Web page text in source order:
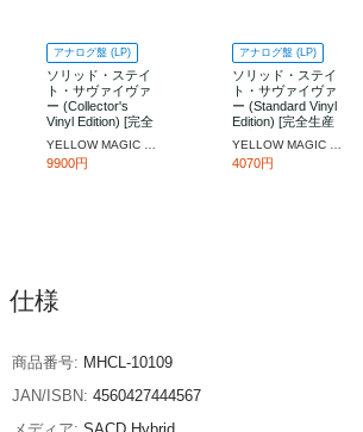
アナログ盤 (LP)
ソリッド・ステイ
ト・サヴァイヴァ
ー (Collector's
Vinyl Edition) [完全
生産限定盤]
YELLOW MAGIC ORCHESTRA
9900円
アナログ盤 (LP)
ソリッド・ステイ
ト・サヴァイヴァ
ー (Standard Vinyl
Edition) [完全生産
限定盤]
YELLOW MAGIC ORCHESTRA
4070円
仕様
商品番号
MHCL-10109
JAN/ISBN
4560427444567